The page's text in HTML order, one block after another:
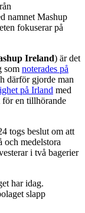
namnet Mashup
fokuserar på
Ireland) är det
som noterades på
därför gjorde man
på Irland med
en tillhörande
togs beslut om att
och medelstora
i två bagerier
har idag.
slapp